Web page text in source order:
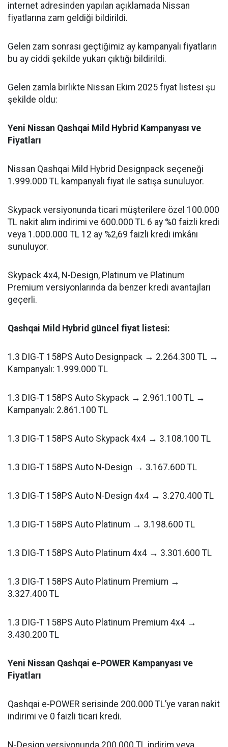
internet adresinden yapılan açıklamada Nissan
fiyatlarına zam geldiği bildirildi.
Gelen zam sonrası geçtiğimiz ay kampanyalı fiyatların
bu ay ciddi şekilde yukarı çıktığı bildirildi.
Gelen zamla birlikte Nissan Ekim 2025 fiyat listesi şu
şekilde oldu:
Yeni Nissan Qashqai Mild Hybrid Kampanyası ve
Fiyatları
Nissan Qashqai Mild Hybrid Designpack seçeneği
1.999.000 TL kampanyalı fiyat ile satışa sunuluyor.
Skypack versiyonunda ticari müşterilere özel 100.000
TL nakit alım indirimi ve 600.000 TL 6 ay %0 faizli kredi
veya 1.000.000 TL 12 ay %2,69 faizli kredi imkânı
sunuluyor.
Skypack 4x4, N-Design, Platinum ve Platinum
Premium versiyonlarında da benzer kredi avantajları
geçerli.
Qashqai Mild Hybrid güncel fiyat listesi:
1.3 DIG-T 158PS Auto Designpack → 2.264.300 TL →
Kampanyalı: 1.999.000 TL
1.3 DIG-T 158PS Auto Skypack → 2.961.100 TL →
Kampanyalı: 2.861.100 TL
1.3 DIG-T 158PS Auto Skypack 4x4 → 3.108.100 TL
1.3 DIG-T 158PS Auto N-Design → 3.167.600 TL
1.3 DIG-T 158PS Auto N-Design 4x4 → 3.270.400 TL
1.3 DIG-T 158PS Auto Platinum → 3.198.600 TL
1.3 DIG-T 158PS Auto Platinum 4x4 → 3.301.600 TL
1.3 DIG-T 158PS Auto Platinum Premium →
3.327.400 TL
1.3 DIG-T 158PS Auto Platinum Premium 4x4 →
3.430.200 TL
Yeni Nissan Qashqai e-POWER Kampanyası ve
Fiyatları
Qashqai e-POWER serisinde 200.000 TL’ye varan nakit
indirimi ve 0 faizli ticari kredi.
N-Design versiyonunda 200.000 TL indirim veya